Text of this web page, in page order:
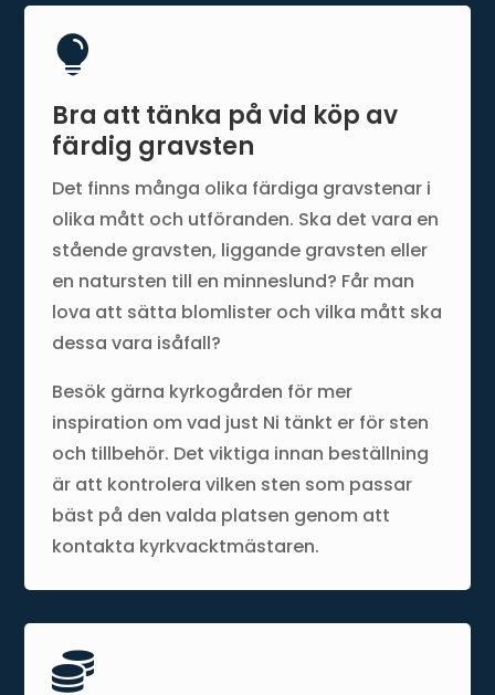

Bra att tänka på vid köp av
färdig gravsten
Det finns många olika färdiga gravstenar i
olika mått och utföranden. Ska det vara en
stående gravsten, liggande gravsten eller
en natursten till en minneslund? Får man
lova att sätta blomlister och vilka mått ska
dessa vara isåfall?
Besök gärna kyrkogården för mer
inspiration om vad just Ni tänkt er för sten
och tillbehör. Det viktiga innan beställning
är att kontrolera vilken sten som passar
bäst på den valda platsen genom att
kontakta kyrkvacktmästaren.
